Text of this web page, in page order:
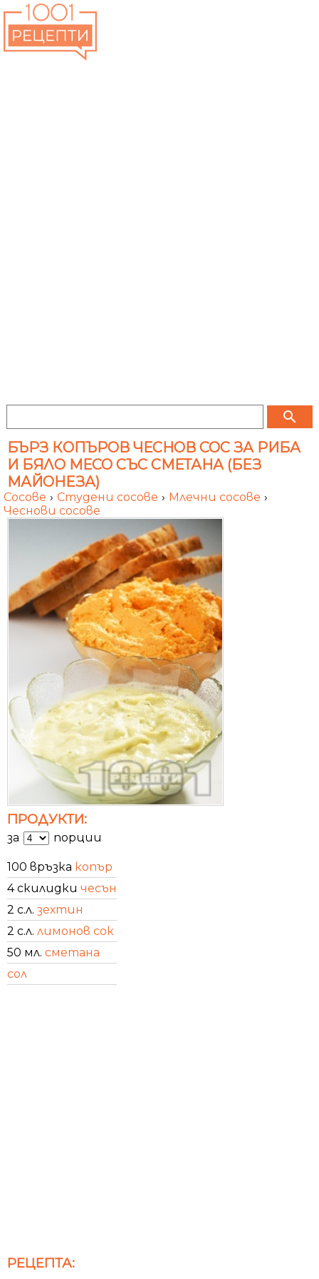
search
БЪРЗ КОПЪРОВ ЧЕСНОВ СОС ЗА РИБА
И БЯЛО МЕСО СЪС СМЕТАНА (БЕЗ
МАЙОНЕЗА)
Сосове › Студени сосове › Млечни сосове ›
Чеснови сосове
ПРОДУКТИ:
за порции
100 връзка копър
4 скилидки чесън
2 с.л. зехтин
2 с.л. лимонов сок
50 мл. сметана
сол
РЕЦЕПТА: